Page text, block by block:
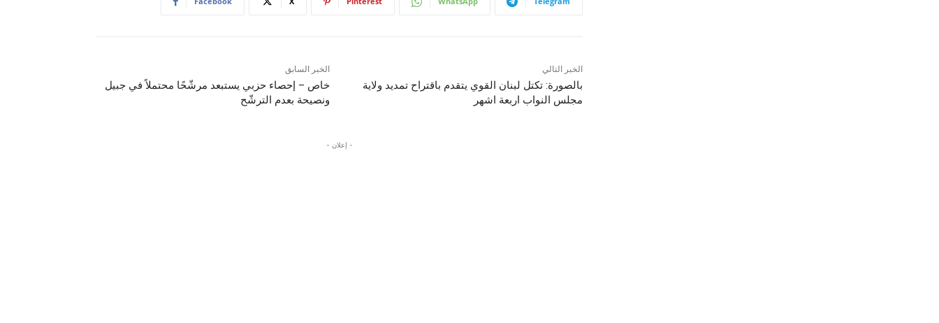
الخبر السابق
خاص – إحصاء حزبي يستبعد مرشّحًا محتملاً في جبيل
ونصيحة بعدم الترشّح
الخبر التالي
بالصورة: تكتل لبنان القوي يتقدم باقتراح تمديد ولاية
مجلس النواب اربعة اشهر
- إعلان -